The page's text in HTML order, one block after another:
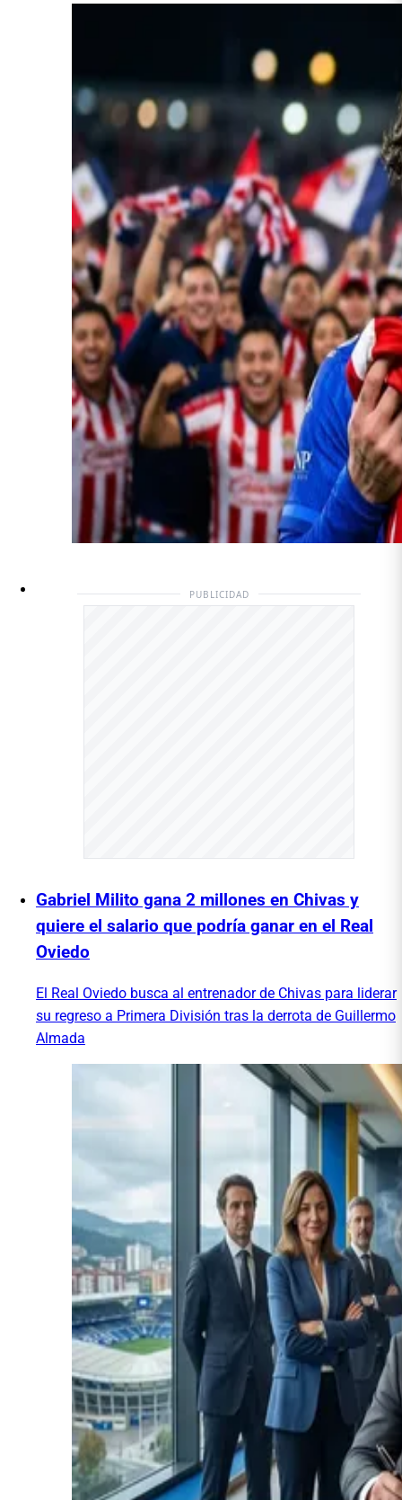
PUBLICIDAD
Gabriel Milito gana 2 millones en Chivas y
quiere el salario que podría ganar en el Real
Oviedo
El Real Oviedo busca al entrenador de Chivas para liderar
su regreso a Primera División tras la derrota de Guillermo
Almada